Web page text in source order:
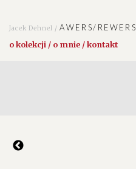
Jacek Dehnel /AWERS/REWERS
o kolekcji / o mnie / kontakt